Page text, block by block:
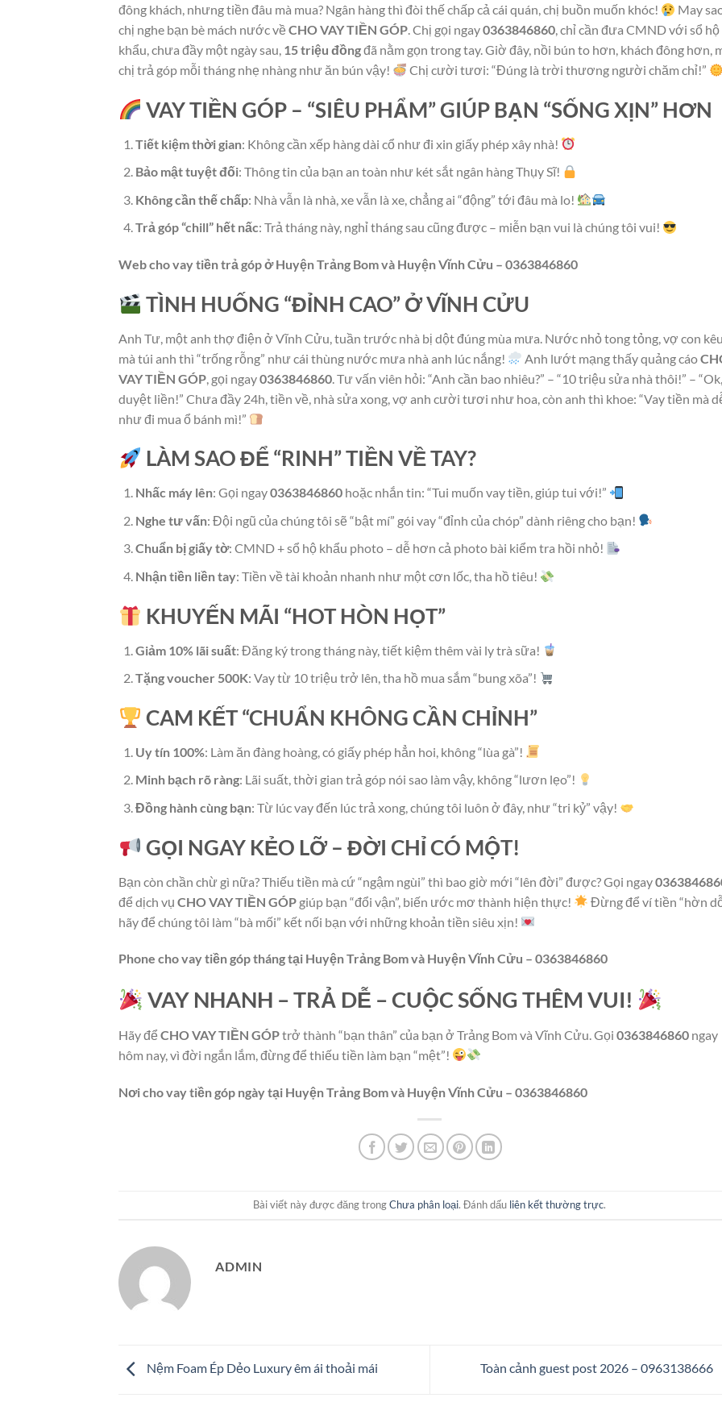
đông khách, nhưng tiền đâu mà mua? Ngân hàng thì đòi thế chấp cả cái quán, chị buồn muốn khóc!
May
chị nghe bạn bè mách nước về CHO VAY TIỀN GÓP. Chị gọi ngay0363846860, chỉ cần đưa CMND với sổ hộ
khẩu, chưa đầy một ngày sau, 15 triệu đồngđã nằm gọn trong tay. Giờ đây, nồi bún to hơn, khách đông hơn,
chị trả góp mỗi tháng nhẹ nhàng như ăn bún vậy!
Chị cười tươi: “Đúng là trời thương người chăm chỉ!”
VAY TIỀN GÓP – “SIÊU PHẨM” GIÚP BẠN “SỐNG XỊN” HƠN
Tiết kiệm thời gian: Không cần xếp hàng dài cổ như đi xin giấy phép xây nhà!
Bảo mật tuyệt đối: Thông tin của bạn an toàn như két sắt ngân hàng Thụy Sĩ!
Không cần thế chấp: Nhà vẫn là nhà, xe vẫn là xe, chẳng ai “động” tới đâu mà lo!
Trả góp “chill” hết nấc: Trả tháng này, nghỉ tháng sau cũng được – miễn bạn vui là chúng tôi vui!
Web cho vay tiền trả góp ở Huyện Trảng Bom và Huyện Vĩnh Cửu – 0363846860
TÌNH HUỐNG “ĐỈNH CAO” Ở VĨNH CỬU
Anh Tư, một anh thợ điện ở Vĩnh Cửu, tuần trước nhà bị dột đúng mùa mưa. Nước nhỏ tong tỏng, vợ con kêu
mà túi anh thì “trống rỗng” như cái thùng nước mưa nhà anh lúc nắng!
Anh lướt mạng thấy quảng cáo
VAY TIỀN GÓP , gọi ngay0363846860 . Tư vấn viên hỏi: “Anh cần bao nhiêu?” – “10 triệu sửa nhà thôi!” – “Ok,
duyệt liền!” Chưa đầy 24h, tiền về, nhà sửa xong, vợ anh cười tươi như hoa, còn anh thì khoe: “Vay tiền mà
như đi mua ổ bánh mì!”
LÀM SAO ĐỂ “RINH” TIỀN VỀ TAY?
Nhấc máy lên: Gọi ngay0363846860hoặc nhắn tin: “Tui muốn vay tiền, giúp tui với!”
Nghe tư vấn: Đội ngũ của chúng tôi sẽ “bật mí” gói vay “đỉnh của chóp” dành riêng cho bạn!
Chuẩn bị giấy tờ: CMND + sổ hộ khẩu photo – dễ hơn cả photo bài kiểm tra hồi nhỏ!
Nhận tiền liền tay: Tiền về tài khoản nhanh như một cơn lốc, tha hồ tiêu!
KHUYẾN MÃI “HOT HÒN HỌT”
Giảm 10% lãi suất: Đăng ký trong tháng này, tiết kiệm thêm vài ly trà sữa!
Tặng voucher 500K: Vay từ 10 triệu trở lên, tha hồ mua sắm “bung xõa”!
CAM KẾT “CHUẨN KHÔNG CẦN CHỈNH”
Uy tín 100%: Làm ăn đàng hoàng, có giấy phép hẳn hoi, không “lùa gà”!
Minh bạch rõ ràng: Lãi suất, thời gian trả góp nói sao làm vậy, không “lươn lẹo”!
Đồng hành cùng bạn: Từ lúc vay đến lúc trả xong, chúng tôi luôn ở đây, như “tri kỷ” vậy!
GỌI NGAY KẺO LỠ – ĐỜI CHỈ CÓ MỘT!
Bạn còn chần chừ gì nữa? Thiếu tiền mà cứ “ngậm ngùi” thì bao giờ mới “lên đời” được? Gọi ngay
để dịch vụ CHO VAY TIỀN GÓP giúp bạn “đổi vận”, biến ước mơ thành hiện thực!
Đừng để ví tiền “hờn
hãy để chúng tôi làm “bà mối” kết nối bạn với những khoản tiền siêu xịn!
Phone cho vay tiền góp tháng tại Huyện Trảng Bom và Huyện Vĩnh Cửu – 0363846860
VAY NHANH – TRẢ DỄ – CUỘC SỐNG THÊM VUI!
Hãy để CHO VAY TIỀN GÓPtrở thành “bạn thân” của bạn ở Trảng Bom và Vĩnh Cửu. Gọi 0363846860 ngay
hôm nay, vì đời ngắn lắm, đừng để thiếu tiền làm bạn “mệt”!
Nơi cho vay tiền góp ngày tại Huyện Trảng Bom và Huyện Vĩnh Cửu – 0363846860
Bài viết này được đăng trongChưa phân loại. Đánh dấu liên kết thường trực.
ADMIN
Nệm Foam Ép Dẻo Luxury êm ái thoải mái Toàn cảnh guest post 2026 – 0963138666